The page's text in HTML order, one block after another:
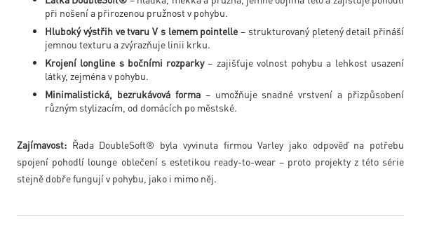
při nošení a přirozenou pružnost v pohybu.
Hluboký výstřih ve tvaru V s lemem pointelle – strukturovaný pletený detail přináší
jemnou texturu a zvýrazňuje linii krku.
Krojení longline s bočními rozparky– zajišťuje volnost pohybu a lehkost usazení
látky, zejména v pohybu.
Minimalistická, bezrukávová forma– umožňuje snadné vrstvení a přizpůsobení
různým stylizacím, od domácích po městské.
Zajímavost: Řada DoubleSoft® byla vyvinuta firmou Varley jako odpověď na potřebu
spojení pohodlí lounge oblečení s estetikou ready-to-wear – proto projekty z této série
stejně dobře fungují v pohybu, jako i mimo něj.